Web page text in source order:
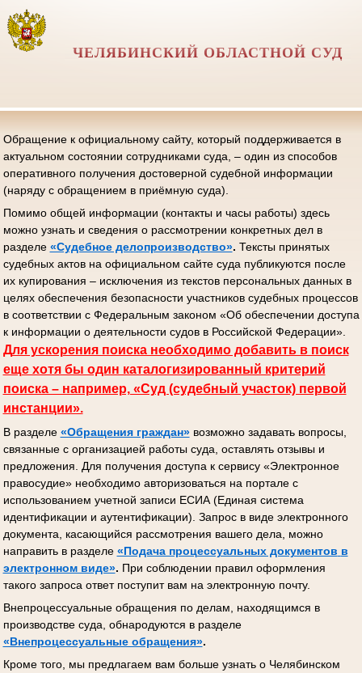
ЧЕЛЯБИНСКИЙ ОБЛАСТНОЙ СУД
Обращение к официальному сайту, который поддерживается в
актуальном состоянии сотрудниками суда, – один из способов
оперативного получения достоверной судебной информации
(наряду с обращением в приёмную суда).
Помимо общей информации (контакты и часы работы) здесь
можно узнать и сведения о рассмотрении конкретных дел в
разделе «Судебное делопроизводство». Тексты принятых
судебных актов на официальном сайте суда публикуются после
их купирования – исключения из текстов персональных данных в
целях обеспечения безопасности участников судебных процессов
в соответствии с Федеральным законом «Об обеспечении доступа
к информации о деятельности судов в Российской Федерации».
Для ускорения поиска необходимо добавить в поиск
еще хотя бы один каталогизированный критерий
поиска – например, «Суд (судебный участок) первой
инстанции».
В разделе «Обращения граждан»возможно задавать вопросы,
связанные с организацией работы суда, оставлять отзывы и
предложения. Для получения доступа к сервису «Электронное
правосудие» необходимо авторизоваться на портале с
использованием учетной записи ЕСИА (Единая система
идентификации и аутентификации). Запрос в виде электронного
документа, касающийся рассмотрения вашего дела, можно
направить в разделе «Подача процессуальных документов в
электронном виде». При соблюдении правил оформления
такого запроса ответ поступит вам на электронную почту.
Внепроцессуальные обращения по делам, находящимся в
производстве суда, обнародуются в разделе
«Внепроцессуальные обращения».
Кроме того, мы предлагаем вам больше узнать о Челябинском